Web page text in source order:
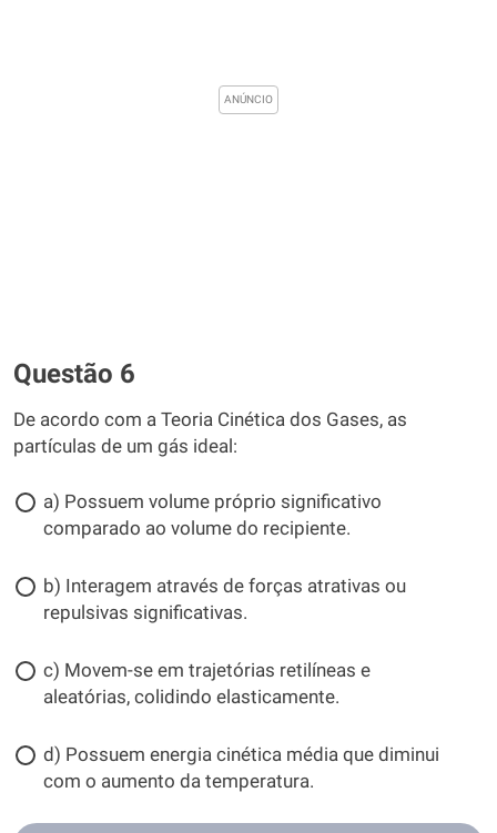
Questão 6
De acordo com a Teoria Cinética dos Gases, as
partículas de um gás ideal:
a) Possuem volume próprio significativo
comparado ao volume do recipiente.
b) Interagem através de forças atrativas ou
repulsivas significativas.
c) Movem-se em trajetórias retilíneas e
aleatórias, colidindo elasticamente.
d) Possuem energia cinética média que diminui
com o aumento da temperatura.